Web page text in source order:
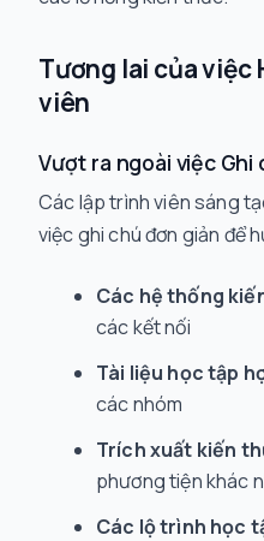
Tương lai của việc
viên
Vượt ra ngoài việc Ghi
Các lập trình viên sáng
việc ghi chú đơn giản để
Các hệ thống
các kết nối
Tài liệu học tập
các nhóm
Trích xuất kiến
phương tiện khác
Các lộ trình học